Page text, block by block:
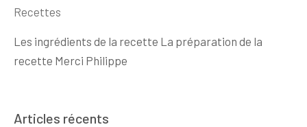
Recettes
Les ingrédients de la recette La préparation de la
recette Merci Philippe
Articles récents